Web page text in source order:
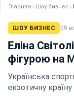
Главная › Шоу бизнес ›
ШОУ БИЗНЕС 09
Еліна
фігурою на
Українська
екзотичну країну